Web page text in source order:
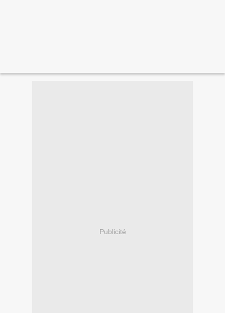
Publicité